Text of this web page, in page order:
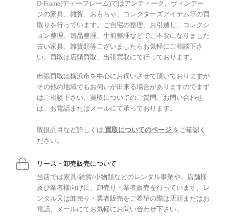
D-Frame(ディーフレーム)ではアンティーク、ヴィンテー
ジの家具、雑貨、おもちゃ、コレクターズアイテム等の買
取りを行っています。ご自宅の整理、お引越し、コレクシ
ョン整理、遺品整理、生前整理などでご不要になりました
古い家具、雑貨類等ございましたらお気軽にご相談下さ
い。買取は店頭買取、出張買取にて行っております。
出張買取は横浜市を中心にお伺いさせて頂いておりますが
その他の地域でもお伺いが出来る場合がありますのでまず
はご相談下さい。買取についてのご質問、お問い合わせ
は、お電話またはメールにて承っております。
取扱品目など詳しくは 買取についてのページ をご確認く
ださい。
リース・卸売販売について
当店では家具/雑貨/小物類などのレンタル事業や、店舗様
及び業者様向けに、卸売り・業者販売を行っています。レ
ンタル又は卸売り・業者販売をご希望の際は店頭またはお
電話、メールにてお気軽にお問い合わせ下さい。